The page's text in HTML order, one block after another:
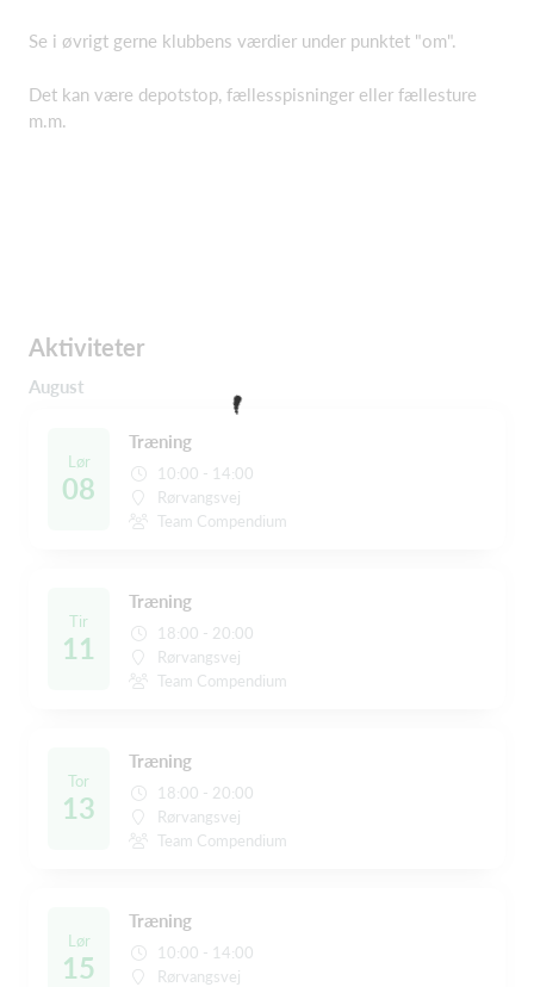
Se i øvrigt gerne klubbens værdier under punktet "om".
Det kan være depotstop, fællesspisninger eller fællesture
m.m.
Aktiviteter
August
Lør
08
Træning
10:00 - 14:00
Rørvangsvej
Team Compendium
Tir
11
Træning
18:00 - 20:00
Rørvangsvej
Team Compendium
Tor
13
Træning
18:00 - 20:00
Rørvangsvej
Team Compendium
Lør
15
Træning
10:00 - 14:00
Rørvangsvej